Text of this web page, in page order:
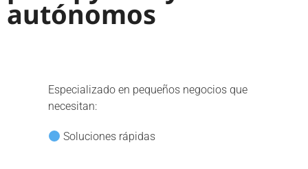
autónomos
Especializado en pequeños negocios que
necesitan:
Soluciones rápidas